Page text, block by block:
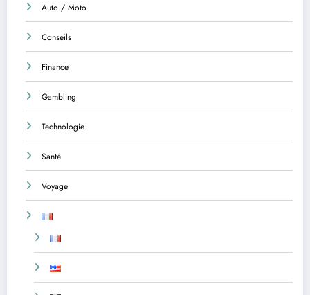
Auto / Moto
Conseils
Finance
Gambling
Technologie
Santé
Voyage